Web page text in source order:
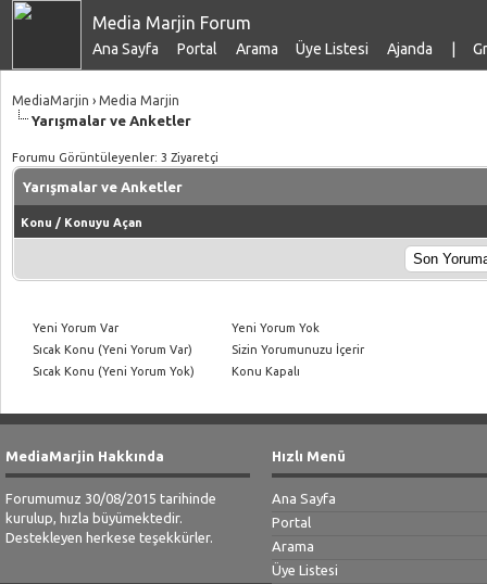
Media Marjin Forum
Ana Sayfa Portal Arama Üye Listesi Ajanda
MediaMarjin › Media Marjin
Yarışmalar ve Anketler
Forumu Görüntüleyenler: 3 Ziyaretçi
Yarışmalar ve Anketler
Konu / Konuyu Açan
Yeni Yorum Var
Sıcak Konu (Yeni Yorum Var)
Sıcak Konu (Yeni Yorum Yok)
Yeni Yorum Yok
Sizin Yorumunuzu İçerir
Konu Kapalı
MediaMarjin Hakkında
Forumumuz 30/08/2015 tarihinde
kurulup, hızla büyümektedir.
Destekleyen herkese teşekkürler.
Hızlı Menü
Ana Sayfa
Portal
Arama
Üye Listesi